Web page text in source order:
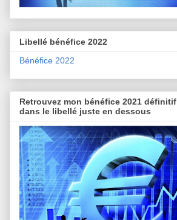
Libellé bénéfice 2022
Bénéfice 2022
Retrouvez mon bénéfice 2021 définitif
dans le libellé juste en dessous